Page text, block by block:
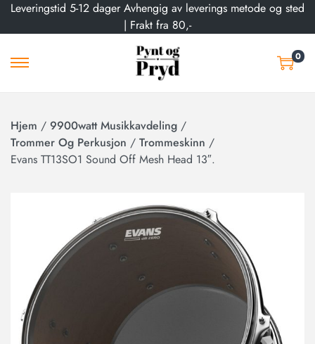
Leveringstid 5-12 dager Avhengig av leverings metode og sted
| Frakt fra 80,-
0
Hjem / 9900watt Musikkavdeling /
Trommer Og Perkusjon / Trommeskinn /
Evans TT13SO1 Sound Off Mesh Head 13″.